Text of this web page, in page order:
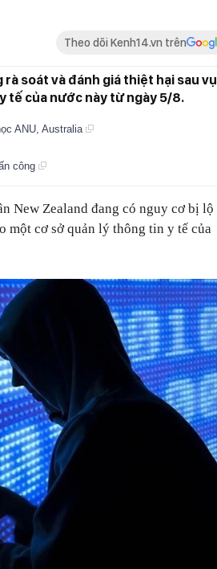
Theo dõi Kenh14.vn trên
soát và đánh giá thiệt hại sau vụ
tế của nước này từ ngày 5/8.
ANU, Australia
công
New Zealand đang có nguy cơ bị lộ
một cơ sở quản lý thông tin y tế của